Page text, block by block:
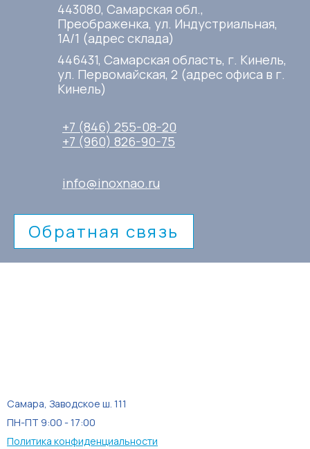
443080, Самарская обл.,
Преображенка, ул. Индустриальная,
1А/1 (адрес склада)
446431, Самарская область, г. Кинель,
ул. Первомайская, 2 (адрес офиса в г.
Кинель)
+7 (846) 255-08-20
+7 (960) 826-90-75
info@inoxnao.ru
Обратная связь
Самара, Заводское ш. 111
ПН-ПТ 9:00 - 17:00
Политика конфиденциальности